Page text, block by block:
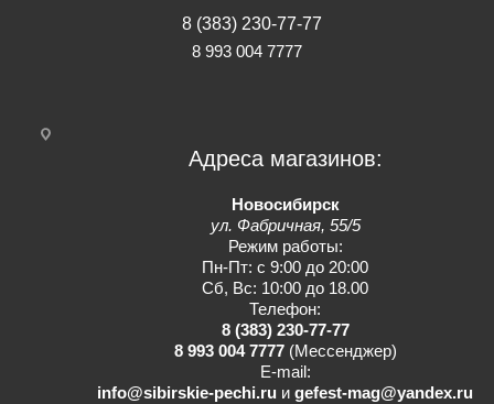
8 (383) 230-77-77
8 993 004 7777
Адреса магазинов:
Новосибирск
ул. Фабричная, 55/5
Режим работы:
Пн-Пт: с 9:00 до 20:00
Сб, Вс: 10:00 до 18.00
Телефон:
8 (383) 230-77-77
8 993 004 7777(Мессенджер)
E-mail:
info@sibirskie-pechi.ru и gefest-mag@yandex.ru